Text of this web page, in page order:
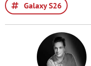
Galaxy S26